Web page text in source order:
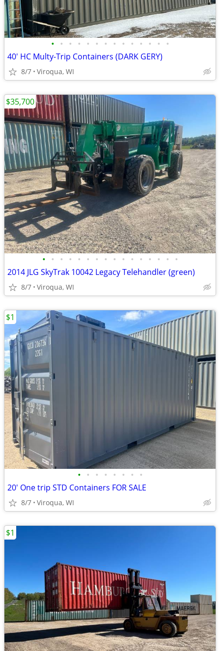
• • • • • • • • • • • • • •
40' HC Multy-Trip Containers (DARK GERY)
8/7 Viroqua, WI
• • • • • • • • • • • • • • • •
2014 JLG SkyTrak 10042 Legacy Telehandler (green)
8/7 Viroqua, WI
$35,700
• • • • • • • •
20' One trip STD Containers FOR SALE
8/7 Viroqua, WI
$1
$1